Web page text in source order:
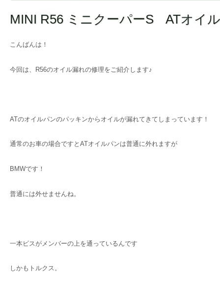
MINI R56 ミニクーパーS ATオイ
こんばんは！
今回は、R56のオイル漏れの修理をご紹介します♪
ATのオイルパンのパッキンからオイルが漏れてきてしまっています！
通常のお車の場合ですとATオイルパンは普通に外れますが
BMWです！
普通には外せませんね。
一本ビスがメンバーの上を通っているんです
しかもトルクス。